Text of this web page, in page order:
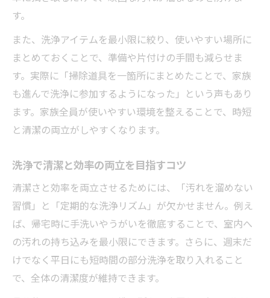
す。
また、洗浄アイテムを最小限に絞り、使いやすい場所に
まとめておくことで、準備や片付けの手間も減らせま
す。実際に「掃除道具を一箇所にまとめたことで、家族
も進んで洗浄に参加するようになった」という声もあり
ます。家族全員が使いやすい環境を整えることで、時短
と清潔の両立がしやすくなります。
洗浄で清潔と効率の両立を目指すコツ
清潔さと効率を両立させるためには、「汚れを溜めない
習慣」と「定期的な洗浄リズム」が欠かせません。例え
ば、帰宅時に手洗いやうがいを徹底することで、室内へ
の汚れの持ち込みを最小限にできます。さらに、週末だ
けでなく平日にも短時間の部分洗浄を取り入れること
で、全体の清潔度が維持できます。